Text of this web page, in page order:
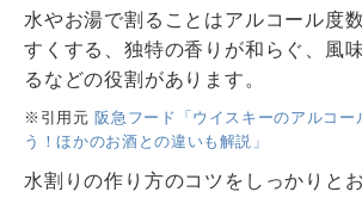
水やお湯で割ることはアルコール度
すくする、独特の香りが和らぐ、風
るなどの役割があります。
※引用元阪急フード「ウイスキーのアルコー
う！ほかのお酒との違いも解説」
水割りの作り方のコツをしっかりと